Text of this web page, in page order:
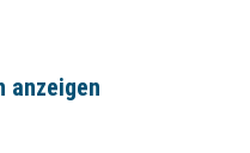
anzeigen